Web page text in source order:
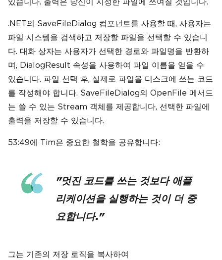
.NET의 SaveFileDialog 컴포넌트를 사용할 때, 사용자는
파일 시스템을 검색하고 저장할 파일을 선택할 수 있습니
다. 대화 상자는 사용자가 선택한 경로와 파일명을 반환하
며, DialogResult 속성을 사용하여 파일 이름을 얻을 수
있습니다. 파일 선택 후, 실제로 파일을 디스크에 쓰는 코드
를 작성해야 합니다. SaveFileDialog의 OpenFile 메서드
는 쓸 수 있는 Stream 객체를 제공합니다, 선택한 파일에
출력을 저장할 수 있습니다.
53:49에 Tim은 중요한 철학을 공유합니다:
"멋진 코드를 쓰는 것보다 애플
리케이션을 실행하는 것이 더 중
요합니다."
그는 기존의 저장 로직을 복사하여